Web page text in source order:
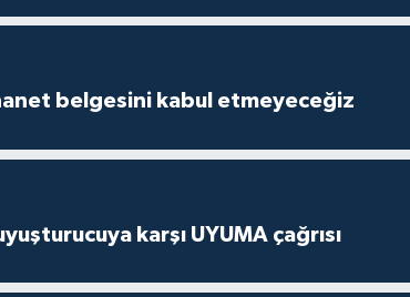
belgesini kabul etmeyeceğiz
karşı UYUMA çağrısı